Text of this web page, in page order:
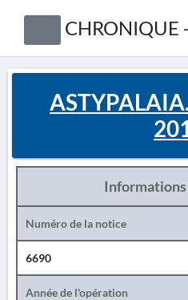
CHRONIQUE
Numéro de la notice
6690
Année de l'opération